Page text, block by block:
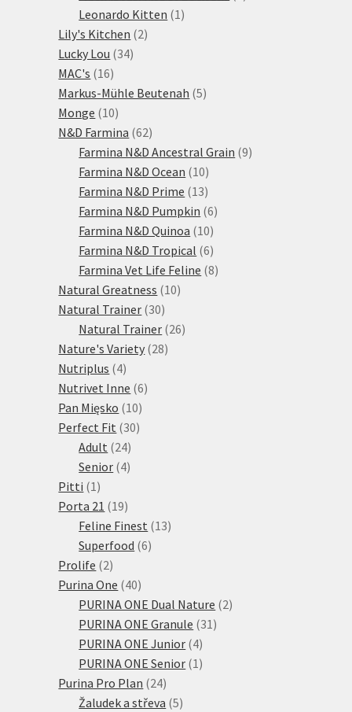
Leonardo Kitten 1 1
Lily's Kitchen 22
Lucky Lou 3434
MAC's 1616
produktů
Markus-Mühle Beutenah 55
Monge 1010
produktů
N&D Farmina 6262
produktů
Farmina N&D Ancestral Grain 99
Farmina N&D Ocean 1010
produktů
Farmina N&D Prime 1313
produktů
Farmina N&D Pumpkin 66
Farmina N&D Quinoa 1010
produktů
Farmina N&D Tropical 66
produktů
Farmina Vet Life Feline 88
Natural Greatness 1010
Natural Trainer 3030
produktů
Natural Trainer 2626
Nature's Variety 2828
Nutriplus 44
produkty
Nutrivet Inne 66
Pan Mięsko 1010
produktů
Perfect Fit 3030
Adult 2424
produktů
Senior 44
Pitti 1 1
produkt
Porta 21 1919
produktů
Feline Finest 1313
Superfood 66
Prolife 22
produkty
Purina One 4040
produktů
PURINA ONE Dual Nature 22
PURINA ONE Granule 31 31
PURINA ONE Junior 44
produkty
PURINA ONE Senior 1 1
Purina Pro Plan 2424
produktů
Žaludek a střeva 55